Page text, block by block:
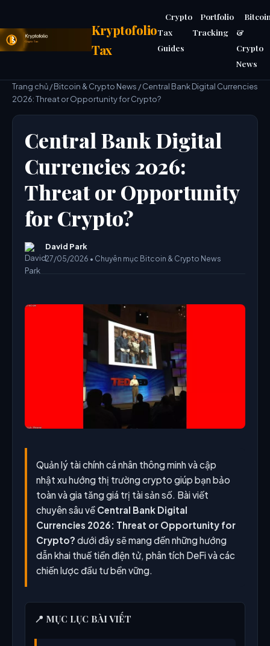
Kryptofolio
Tax
Crypto
Tax
Guides
Portfolio
Tracking
&
Crypto
News
Trang chủ/Bitcoin & Crypto News / Central Bank Digital Currencies
2026: Threat or Opportunity for Crypto?
Central Bank Digital
Currencies 2026:
Threat or Opportunity
for Crypto?
David Park
27/05/2026 • Chuyên mục Bitcoin & Crypto News
Quản lý tài chính cá nhân thông minh và cập
nhật xu hướng thị trường crypto giúp bạn bảo
toàn và gia tăng giá trị tài sản số. Bài viết
chuyên sâu về Central Bank Digital
Currencies 2026: Threat or Opportunity for
Crypto? dưới đây sẽ mang đến những hướng
dẫn khai thuế tiền điện tử, phân tích DeFi và các
chiến lược đầu tư bền vững.
📍 MỤC LỤC BÀI VIẾT